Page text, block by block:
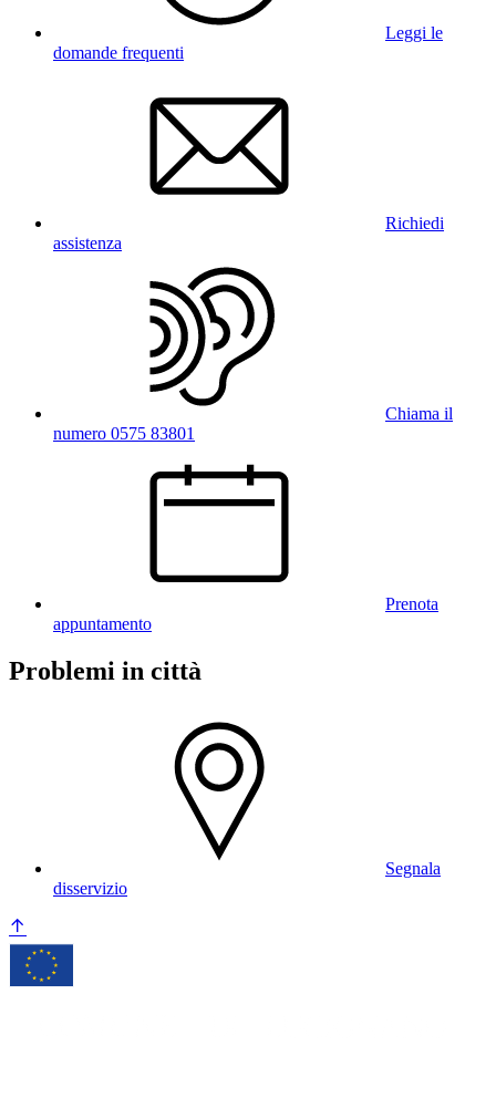
Leggi le
domande frequenti
Richiedi
assistenza
Chiama il
numero 0575 83801
Prenota
appuntamento
Problemi in città
Segnala
disservizio